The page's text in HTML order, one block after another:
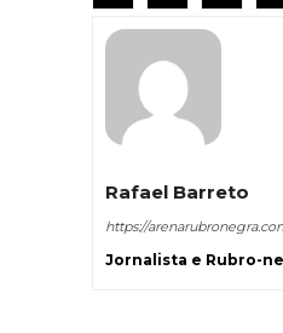
Rafael Barreto
https://
Jornalista e Rubro-